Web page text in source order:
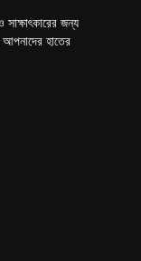
সাক্ষাৎকারের জন্য
হাতের